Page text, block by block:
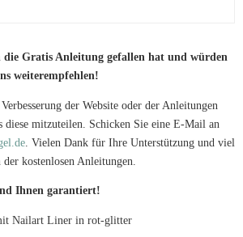
die Gratis Anleitung gefallen hat und würden
weiterempfehlen!
der Website oder der Anleitungen
diese mitzuteilen. Schicken Sie eine E-Mail an
. Vielen Dank für Ihre Unterstützung und viel
kostenlosen Anleitungen.
Ihnen garantiert!